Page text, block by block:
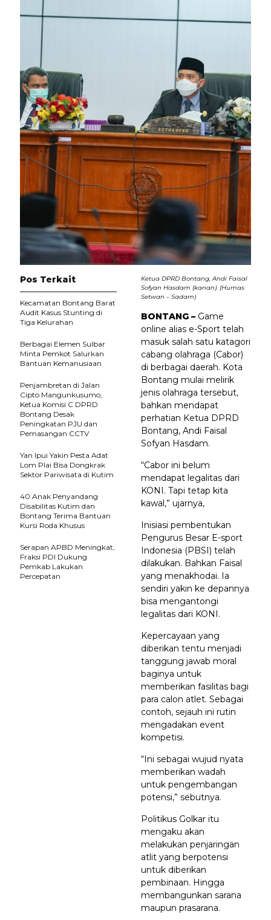
Ketua DPRD Bontang, Andi Faisal
Sofyan Hasdam (kanan). (Humas
Setwan – Sadam)
BONTANG – Game
online alias e-Sport telah
masuk salah satu katagori
cabang olahraga (Cabor)
di berbagai daerah. Kota
Bontang mulai melirik
jenis olahraga tersebut,
bahkan mendapat
perhatian Ketua DPRD
Bontang, Andi Faisal
Sofyan Hasdam.
“Cabor ini belum
mendapat legalitas dari
KONI. Tapi tetap kita
kawal,” ujarnya,
Inisiasi pembentukan
Pengurus Besar E-sport
Indonesia (PBSI) telah
dilakukan. Bahkan Faisal
yang menakhodai. Ia
sendiri yakin ke depannya
bisa mengantongi
legalitas dari KONI.
Kepercayaan yang
diberikan tentu menjadi
tanggung jawab moral
baginya untuk
memberikan fasilitas bagi
para calon atlet. Sebagai
contoh, sejauh ini rutin
mengadakan event
kompetisi.
“Ini sebagai wujud nyata
memberikan wadah
untuk pengembangan
potensi,” sebutnya.
Politikus Golkar itu
mengaku akan
melakukan penjaringan
atlit yang berpotensi
untuk diberikan
pembinaan. Hingga
membangunkan sarana
maupun prasarana.
Pos Terkait
Kecamatan Bontang Barat
Audit Kasus Stunting di
Tiga Kelurahan
Berbagai Elemen Sulbar
Minta Pemkot Salurkan
Bantuan Kemanusiaan
Penjambretan di Jalan
Cipto Mangunkusumo,
Ketua Komisi C DPRD
Bontang Desak
Peningkatan PJU dan
Pemasangan CCTV
Yan Ipui Yakin Pesta Adat
Lom Plai Bisa Dongkrak
Sektor Pariwisata di Kutim
40 Anak Penyandang
Disabilitas Kutim dan
Bontang Terima Bantuan
Kursi Roda Khusus
Serapan APBD Meningkat,
Fraksi PDI Dukung
Pemkab Lakukan
Percepatan